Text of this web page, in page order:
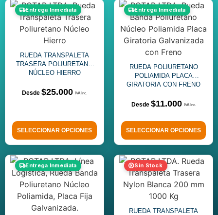
Entrega Inmediata
RUEDA TRANSPALETA
TRASERA POLIURETANO
NÚCLEO HIERRO
$25.000
SELECCIONAR OPCIONES
Entrega Inmediata
RUEDA POLIURETANO
POLIAMIDA PLACA
GIRATORIA CON FRENO
$11.000
SELECCIONAR OPCIONES
Entrega Inmediata Sin Stock
RUEDA TRANSPALETA